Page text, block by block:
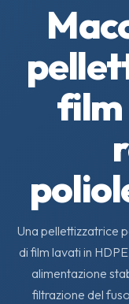
film
Una pellettizzatrice
di film lavati in
alimentazione
filtrazione del